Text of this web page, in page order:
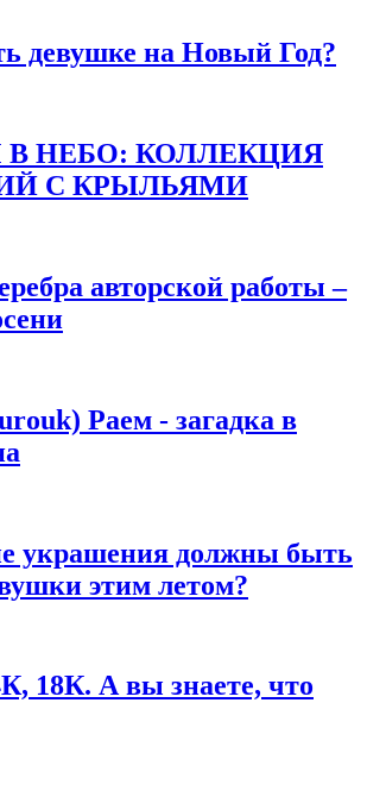
девушке на Новый Год?
В НЕБО: КОЛЛЕКЦИЯ
С КРЫЛЬЯМИ
авторской работы –
Раем - загадка в
украшения должны быть
этим летом?
18К. А вы знаете, что